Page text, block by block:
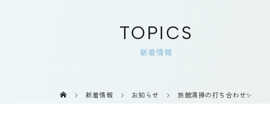
TOPICS
新着情報
新着情報 お知らせ 旅館清掃の打ち合わせ✨